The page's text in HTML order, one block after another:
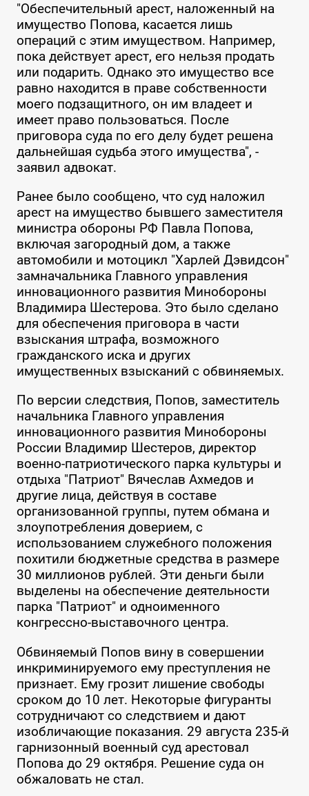
"Обеспечительный арест, наложенный на
имущество Попова, касается лишь
операций с этим имуществом. Например,
пока действует арест, его нельзя продать
или подарить. Однако это имущество все
равно находится в праве собственности
моего подзащитного, он им владеет и
имеет право пользоваться. После
приговора суда по его делу будет решена
дальнейшая судьба этого имущества", -
заявил адвокат.
Ранее было сообщено, что суд наложил
арест на имущество бывшего заместителя
министра обороны РФ Павла Попова,
включая загородный дом, а также
автомобили и мотоцикл "Харлей Дэвидсон"
замначальника Главного управления
инновационного развития Минобороны
Владимира Шестерова. Это было сделано
для обеспечения приговора в части
взыскания штрафа, возможного
гражданского иска и других
имущественных взысканий с обвиняемых.
По версии следствия, Попов, заместитель
начальника Главного управления
инновационного развития Минобороны
России Владимир Шестеров, директор
военно-патриотического парка культуры и
отдыха "Патриот" Вячеслав Ахмедов и
другие лица, действуя в составе
организованной группы, путем обмана и
злоупотребления доверием, с
использованием служебного положения
похитили бюджетные средства в размере
30 миллионов рублей. Эти деньги были
выделены на обеспечение деятельности
парка "Патриот" и одноименного
конгрессно-выставочного центра.
Обвиняемый Попов вину в совершении
инкриминируемого ему преступления не
признает. Ему грозит лишение свободы
сроком до 10 лет. Некоторые фигуранты
сотрудничают со следствием и дают
изобличающие показания. 29 августа 235-й
гарнизонный военный суд арестовал
Попова до 29 октября. Решение суда он
обжаловать не стал.